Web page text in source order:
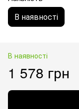
В наявності
В наявності
1 578 грн